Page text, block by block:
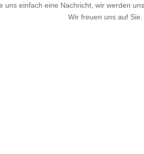
uns einfach eine Nachricht, wir werden
Wir freuen uns auf Sie.